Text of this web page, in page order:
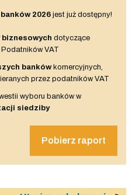
2026 jest już dostępny!
dotyczące
VAT
bankówkomercyjnych,
przez podatników VAT
wyboru banków w
siedziby
Pobierz raport